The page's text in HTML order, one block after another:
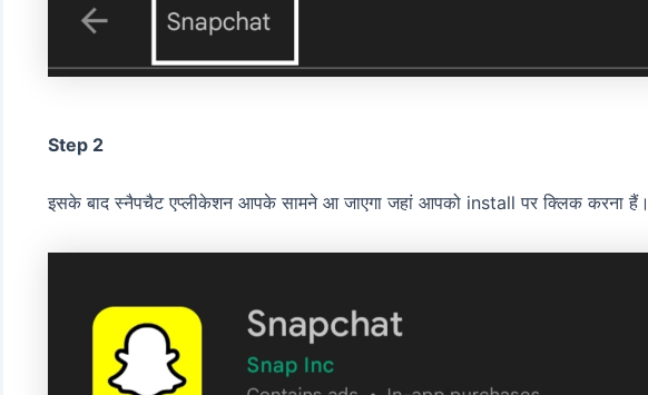
Step 2
इसके बाद स्नैपचैट एप्लीकेशन आपके सामने आ जाएगा जहां आपको install पर क्लिक करना